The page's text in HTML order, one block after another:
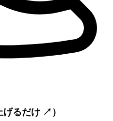
るだけ ↗）